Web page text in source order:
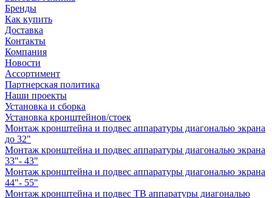
Бренды
Как купить
Доставка
Контакты
Компания
Новости
Ассортимент
Партнерская политика
Наши проекты
Установка и сборка
Установка кронштейнов/стоек
Монтаж кронштейна и подвес аппаратуры диагональю экрана
до 32"
Монтаж кронштейна и подвес аппаратуры диагональю экрана
33"- 43"
Монтаж кронштейна и подвес аппаратуры диагональю экрана
44"- 55"
Монтаж кронштейна и подвес ТВ аппаратуры диагональю